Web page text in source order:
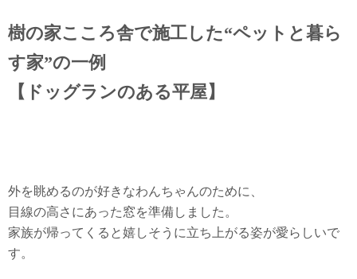
樹の家こころ舎で施工した“ペットと暮ら
す家”の一例
【ドッグランのある平屋】
外を眺めるのが好きなわんちゃんのために、
目線の高さにあった窓を準備しました。
家族が帰ってくると嬉しそうに立ち上がる姿が愛らしいで
す。